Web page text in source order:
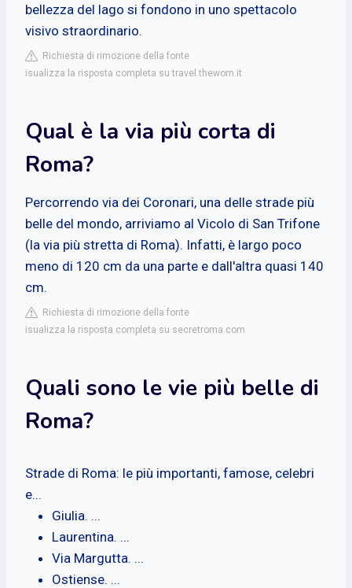
bellezza del lago si fondono in uno spettacolo
visivo straordinario.
Richiesta di rimozione della fonte
isualizza la risposta completa su travel.thewom.it
Qual è la via più corta di
Roma?
Percorrendo via dei Coronari, una delle strade più
belle del mondo, arriviamo al Vicolo di San Trifone
(la via più stretta di Roma). Infatti, è largo poco
meno di 120 cm da una parte e dall'altra quasi 140
cm.
Richiesta di rimozione della fonte
isualizza la risposta completa su secretroma.com
Quali sono le vie più belle di
Roma?
Strade di Roma: le più importanti, famose, celebri
e...
Giulia. ...
Laurentina. ...
Via Margutta. ...
Ostiense. ...